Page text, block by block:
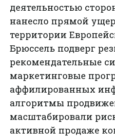
деятельностью
нанесло прямой
территории
Брюссель подверг
рекомендательные
маркетинговые
аффилированных
алгоритмы
масштабировали
активной продаже